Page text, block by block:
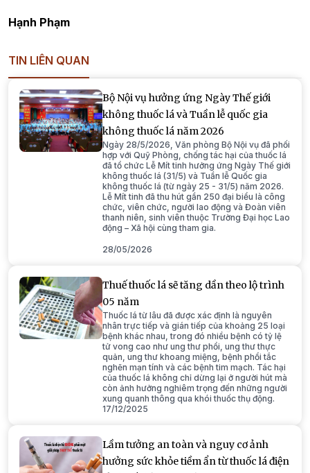
Hạnh Phạm
TIN LIÊN QUAN
Bộ Nội vụ hưởng ứng Ngày Thế giới
không thuốc lá và Tuần lễ quốc gia
không thuốc lá năm 2026
Ngày 28/5/2026, Văn phòng Bộ Nội vụ đã phối
hợp với Quỹ Phòng, chống tác hại của thuốc lá
đã tổ chức Lễ Mít tinh hưởng ứng Ngày Thế giới
không thuốc lá (31/5) và Tuần lễ Quốc gia
không thuốc lá (từ ngày 25 - 31/5) năm 2026.
Lễ Mít tinh đã thu hút gần 250 đại biểu là công
chức, viên chức, người lao động và Đoàn viên
thanh niên, sinh viên thuộc Trường Đại học Lao
động – Xã hội cùng tham gia.
28/05/2026
Thuế thuốc lá sẽ tăng dần theo lộ trình
05 năm
Thuốc lá từ lâu đã được xác định là nguyên
nhân trực tiếp và gián tiếp của khoảng 25 loại
bệnh khác nhau, trong đó nhiều bệnh có tỷ lệ
tử vong cao như ung thư phổi, ung thư thực
quản, ung thư khoang miệng, bệnh phổi tắc
nghẽn mạn tính và các bệnh tim mạch. Tác hại
của thuốc lá không chỉ dừng lại ở người hút mà
còn ảnh hưởng nghiêm trọng đến những người
xung quanh thông qua khói thuốc thụ động.
17/12/2025
Lầm tưởng an toàn và nguy cơ ảnh
hưởng sức khỏe tiềm ẩn từ thuốc lá điện